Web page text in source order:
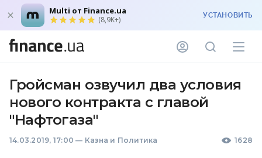
Multi от Finance.ua
(8,9K+) УСТАНОВИТЬ
Гройсман озвучил два условия
нового контракта с главой
"Нафтогаза"
14.03.2019, 17:00 — Казна и Политика 1628